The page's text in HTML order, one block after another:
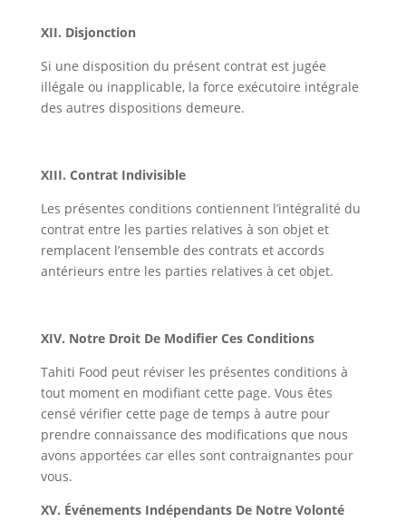
XII. Disjonction
Si une disposition du présent contrat est jugée
illégale ou inapplicable, la force exécutoire intégrale
des autres dispositions demeure.
XIII. Contrat Indivisible
Les présentes conditions contiennent l’intégralité du
contrat entre les parties relatives à son objet et
remplacent l’ensemble des contrats et accords
antérieurs entre les parties relatives à cet objet.
XIV. Notre Droit De Modifier Ces Conditions
Tahiti Food peut réviser les présentes conditions à
tout moment en modifiant cette page. Vous êtes
censé vérifier cette page de temps à autre pour
prendre connaissance des modifications que nous
avons apportées car elles sont contraignantes pour
vous.
XV. Événements Indépendants De Notre Volonté